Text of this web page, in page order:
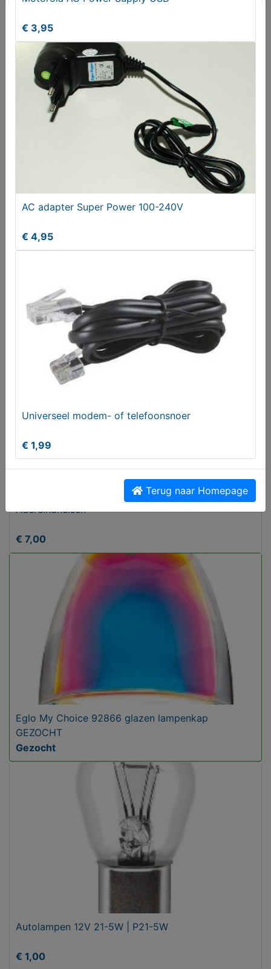
Melden aan MijnKoopwaar
Meer koopwaarin rubriek
Electronica en witgoed
Britse UK stekker netsnoer
Adereindhulsen
€ 7,00
Eglo My Choice 92866 glazen lampenkap
GEZOCHT
Gezocht
Autolampen 12V 21-5W | P21-5W
€ 1,00
€ 3,95
AC adapter Super Power 100-240V
€ 4,95
Universeel modem- of telefoonsnoer
€ 1,99
Terug naar Homepage